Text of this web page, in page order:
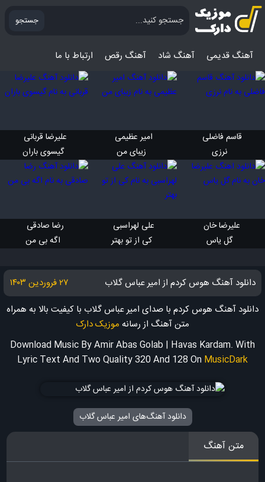
جستجو
آهنگ قدیمی آهنگ‌ شاد آهنگ رقص ارتباط با ما
قاسم فاضلی
نرزی
امیر عظیمی
زیبای من
علیرضا قربانی
گیسوی باران
علیرضا خان
گل یاس
علی لهراسبی
کی از تو بهتر
رضا صادقی
اگه بی من
دانلود آهنگ هوس کردم از امیر عباس گلاب
۲۷ فروردین ۱۴۰۳
دانلود آهنگ هوس کردم با صدای امیر عباس گلاب با کیفیت بالا به همراه
متن آهنگ از رسانه موزیک دارک
Download Music By Amir Abas Golab | Havas Kardam. With
Lyric Text And Two Quality 320 And 128 On MusicDark
دانلود آهنگ‌های امیر عباس گلاب
متن آهنگ